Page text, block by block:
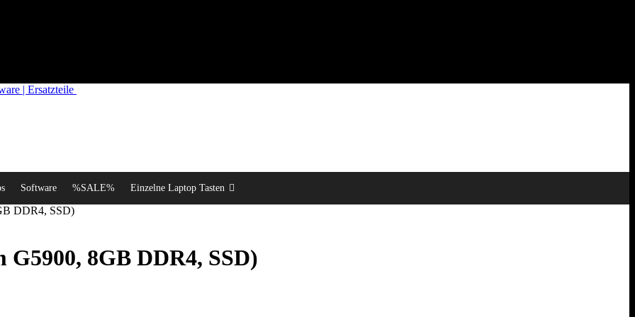
| Ersatzteile
Software %SALE% Einzelne Laptop Tasten
DDR4, SSD)
8GB DDR4, SSD)